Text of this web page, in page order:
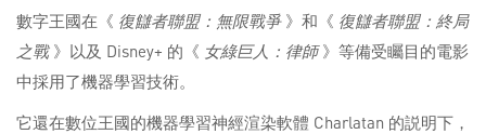
數字王國在《 復讎者聯盟：無限戰爭 》和《 復讎者聯盟：終局
之戰 》以及 Disney+ 的《 女綠巨人：律師》等備受矚目的電影
中採用了機器學習技術。
它還在數位王國的機器學習神經渲染軟體 Charlatan 的説明下，